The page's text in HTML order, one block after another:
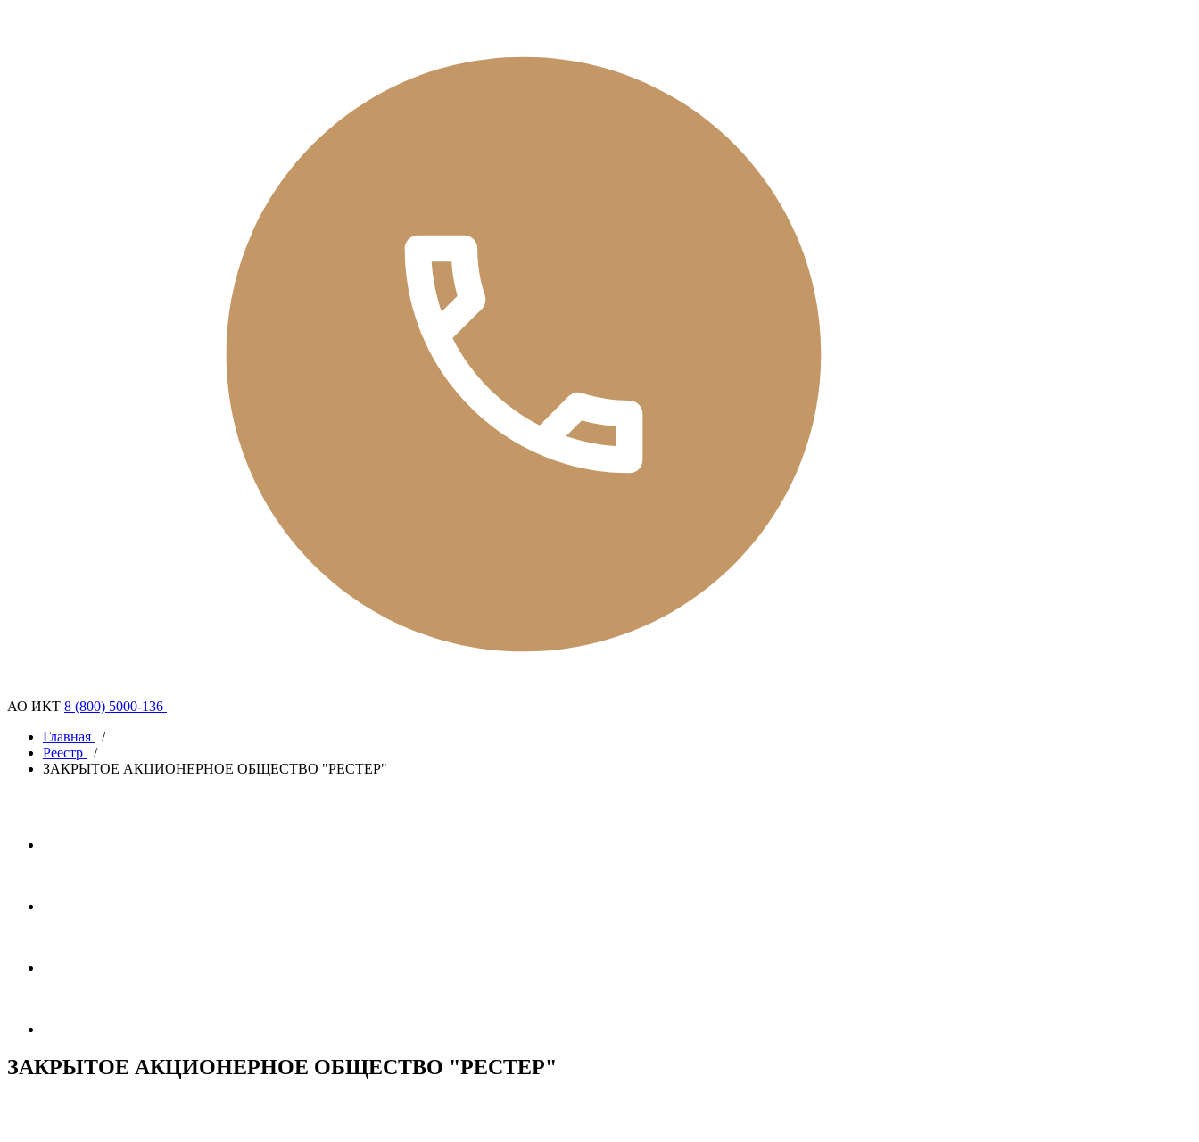
АО ИКТ 8 (800) 5000-136
Главная
/
Реестр
/
ЗАКРЫТОЕ АКЦИОНЕРНОЕ ОБЩЕСТВО "РЕСТЕР"
ЗАКРЫТОЕ АКЦИОНЕРНОЕ ОБЩЕСТВО "РЕСТЕР"